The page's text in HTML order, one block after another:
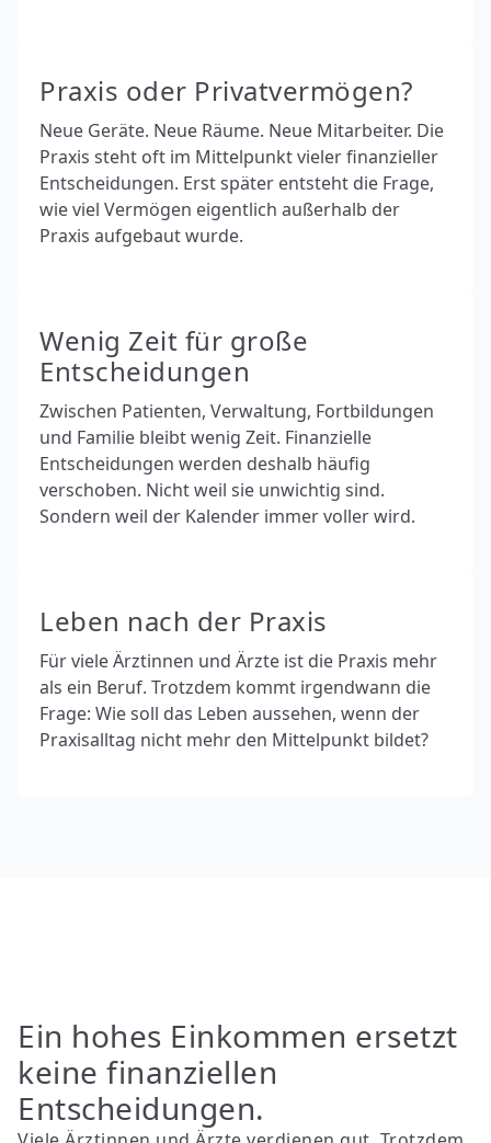
Praxis oder Privatvermögen?
Neue Geräte. Neue Räume. Neue Mitarbeiter. Die
Praxis steht oft im Mittelpunkt vieler finanzieller
Entscheidungen. Erst später entsteht die Frage,
wie viel Vermögen eigentlich außerhalb der
Praxis aufgebaut wurde.
Wenig Zeit für große
Entscheidungen
Zwischen Patienten, Verwaltung, Fortbildungen
und Familie bleibt wenig Zeit. Finanzielle
Entscheidungen werden deshalb häufig
verschoben. Nicht weil sie unwichtig sind.
Sondern weil der Kalender immer voller wird.
Leben nach der Praxis
Für viele Ärztinnen und Ärzte ist die Praxis mehr
als ein Beruf. Trotzdem kommt irgendwann die
Frage: Wie soll das Leben aussehen, wenn der
Praxisalltag nicht mehr den Mittelpunkt bildet?
Ein hohes Einkommen ersetzt
keine finanziellen
Entscheidungen.